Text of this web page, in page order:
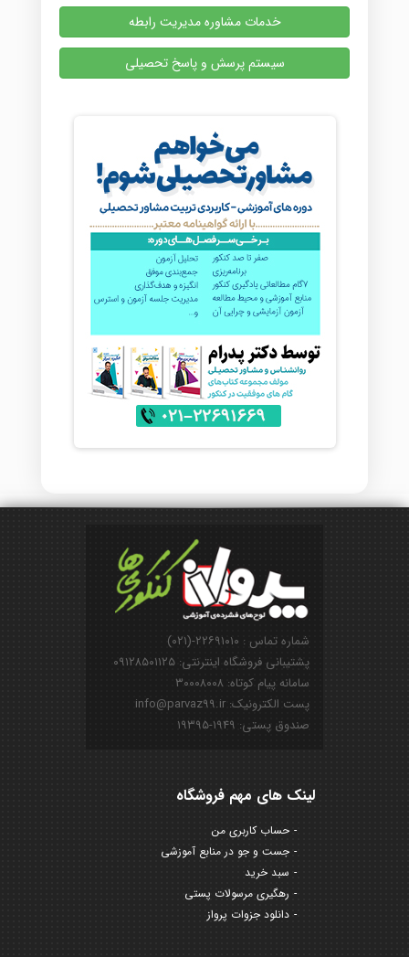
خدمات مشاوره مدیریت رابطه
سیستم پرسش و پاسخ تحصیلی
شماره تماس : ۲۲۶۹۱۰۱۰-(۰۲۱)
پشتیبانی فروشگاه اینترنتی: ۰۹۱۲۸۵۰۱۱۲۵
سامانه پیام کوتاه: ۳۰۰۰۸۰۰۸
پست الکترونیک: info@parvaz99.ir
صندوق پستی: ۱۹۴۹-۱۹۳۹۵
لینک های مهم فروشگاه
حساب کاربری من
جست و جو در منابع آموزشی
سبد خرید
رهگیری مرسولات پستی
دانلود جزوات پرواز